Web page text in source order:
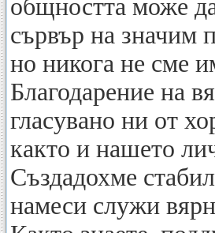
общността може
сървър на значим
но никога не сме
Благодарение на
гласувано ни от
както и нашето
Създадохме
намеси служи